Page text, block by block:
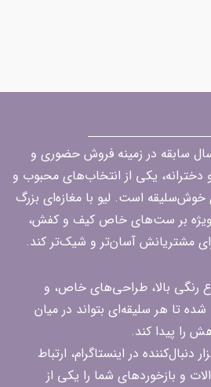
لیو با بیش از ۶ سال سابقه در زمینه فروش حضوری و
دخترانه، یکی از انتخاب‌های محبوب و
خوش‌سلیقه است. لیو با مغازه‌ای بزرگ
ویژه بر ست‌های خاص کیف و کفش،
مشتریانش آسان‌تر و شیک‌تر کند.
رنگی بالا، طراحی‌های خاص، و
تا هر سلیقه‌ای بتواند در میان
را پیدا کند.
با بیش از ۸۵۰ هزار دنبال‌کننده در اینستاگرام، ارتباط
و بازخوردهای شما را یکی از